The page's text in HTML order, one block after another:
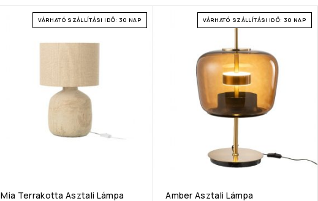
VÁRHATÓ SZÁLLÍTÁSI IDŐ: 30 NAP
Mia Terrakotta Asztali Lámpa
VÁRHATÓ SZÁLLÍTÁSI IDŐ: 30 NAP
Amber Asztali Lámpa